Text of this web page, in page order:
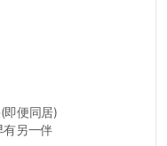
即便同居)
有另一伴